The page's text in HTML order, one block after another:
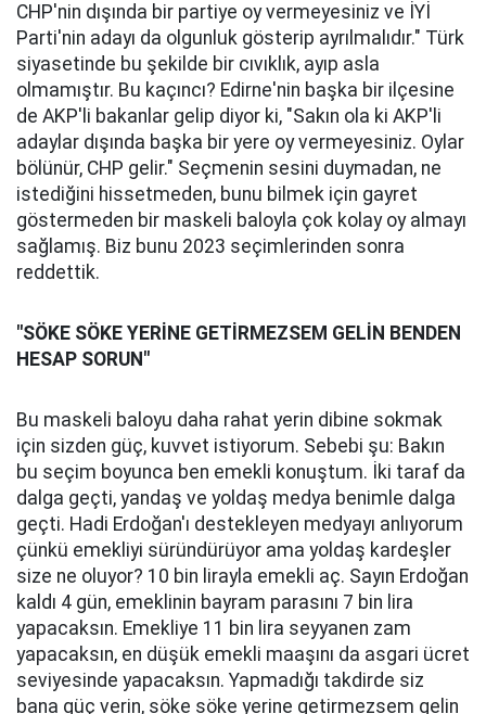
CHP'nin dışında bir partiye oy vermeyesiniz ve İYİ
Parti'nin adayı da olgunluk gösterip ayrılmalıdır." Türk
siyasetinde bu şekilde bir cıvıklık, ayıp asla
olmamıştır. Bu kaçıncı? Edirne'nin başka bir ilçesine
de AKP'li bakanlar gelip diyor ki, "Sakın ola ki AKP'li
adaylar dışında başka bir yere oy vermeyesiniz. Oylar
bölünür, CHP gelir." Seçmenin sesini duymadan, ne
istediğini hissetmeden, bunu bilmek için gayret
göstermeden bir maskeli baloyla çok kolay oy almayı
sağlamış. Biz bunu 2023 seçimlerinden sonra
reddettik.
"SÖKE SÖKE YERİNE GETİRMEZSEM GELİN BENDEN
HESAP SORUN"
Bu maskeli baloyu daha rahat yerin dibine sokmak
için sizden güç, kuvvet istiyorum. Sebebi şu: Bakın
bu seçim boyunca ben emekli konuştum. İki taraf da
dalga geçti, yandaş ve yoldaş medya benimle dalga
geçti. Hadi Erdoğan'ı destekleyen medyayı anlıyorum
çünkü emekliyi süründürüyor ama yoldaş kardeşler
size ne oluyor? 10 bin lirayla emekli aç. Sayın Erdoğan
kaldı 4 gün, emeklinin bayram parasını 7 bin lira
yapacaksın. Emekliye 11 bin lira seyyanen zam
yapacaksın, en düşük emekli maaşını da asgari ücret
seviyesinde yapacaksın. Yapmadığı takdirde siz
bana güç verin, söke söke yerine getirmezsem gelin